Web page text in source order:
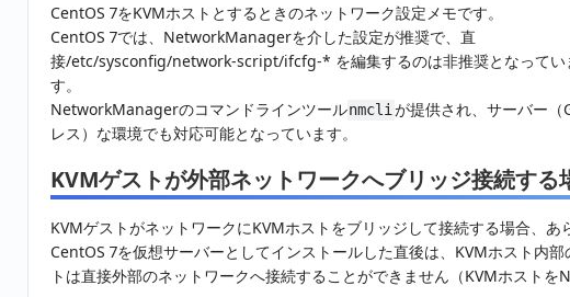
CentOS 7をKVMホストとするときのネットワーク設定メモです。
CentOS 7では、NetworkManagerを介した設定が推奨で、直
接/etc/sysconfig/network-script/ifcfg-* を編集するのは非推奨となってい
す。
NetworkManagerのコマンドラインツールnmcliが提供され、サーバー（
レス）な環境でも対応可能となっています。
KVMゲストが外部ネットワークへブリッジ接続する
KVMゲストがネットワークにKVMホストをブリッジして接続する場合、
CentOS 7を仮想サーバーとしてインストールした直後は、KVMホスト内
トは直接外部のネットワークへ接続することができません（KVMホストを